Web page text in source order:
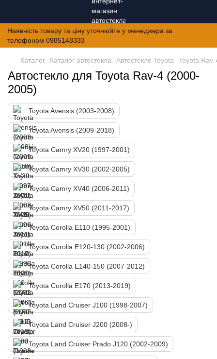
Наявність товару та ціну уточнюйте у менеджера за
телефоном 0985148333
Каталог Каталог автостекла Автостекло Toyota Toyota
Автостекло для Toyota Rav-4 (2000-
2005)
Toyota Avensis (2003-2008)
Toyota Avensis (2009-2018)
Toyota Camry XV20 (1997-2001)
Toyota Camry XV30 (2002-2005)
Toyota Camry XV40 (2006-2011)
Toyota Camry XV50 (2011-2017)
Toyota Corolla E110 (1995-2001)
Toyota Corolla E120-130 (2002-2006)
Toyota Corolla E140-150 (2007-2012)
Toyota Corolla E170 (2013-2019)
Toyota Land Cruiser J100 (1998-2007)
Toyota Land Cruiser J200 (2008-)
Toyota Land Cruiser Prado J120 (2002-2009)